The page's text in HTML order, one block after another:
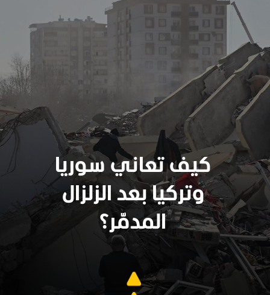
كيف تعاني سوريا
وتركيا بعد الزلزال
المدمّر؟